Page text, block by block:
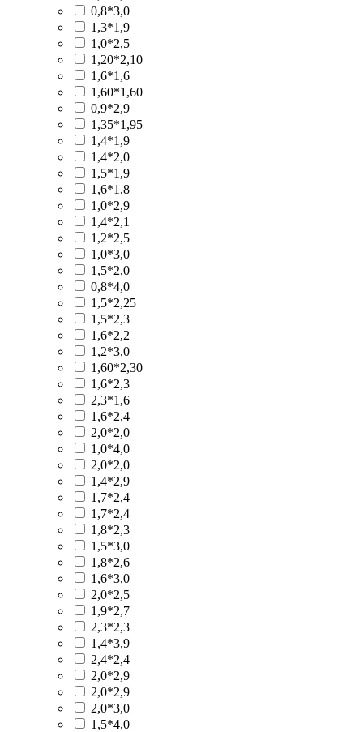
0,8*3,0
1,3*1,9
1,0*2,5
1,20*2,10
1,6*1,6
1,60*1,60
0,9*2,9
1,35*1,95
1,4*1,9
1,4*2,0
1,5*1,9
1,6*1,8
1,0*2,9
1,4*2,1
1,2*2,5
1,0*3,0
1,5*2,0
0,8*4,0
1,5*2,25
1,5*2,3
1,6*2,2
1,2*3,0
1,60*2,30
1,6*2,3
2,3*1,6
1,6*2,4
2,0*2,0
1,0*4,0
2,0*2,0
1,4*2,9
1,7*2,4
1,7*2,4
1,8*2,3
1,5*3,0
1,8*2,6
1,6*3,0
2,0*2,5
1,9*2,7
2,3*2,3
1,4*3,9
2,4*2,4
2,0*2,9
2,0*2,9
2,0*3,0
1,5*4,0